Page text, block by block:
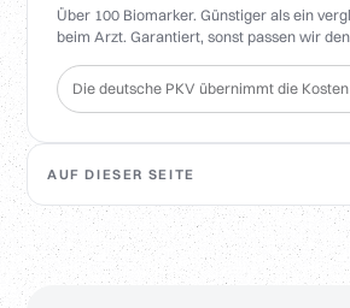
Über 100 Biomarker. Günstiger als ein
beim Arzt. Garantiert, sonst passen wir
Die deutsche PKV übernimmt die
AUF DIESER SEITE